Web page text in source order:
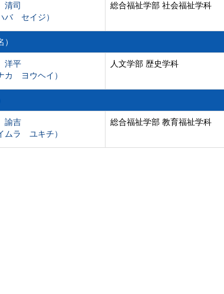
司
バ セイジ）
総合福祉学部 社会福祉学科
洋平
カ ヨウヘイ）
人文学部 歴史学科
諭吉
ムラ ユキチ）
総合福祉学部 教育福祉学科